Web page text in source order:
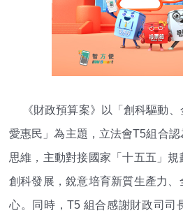
《財政預算案》以「創科驅動
愛惠民」為主題，立法會T5組合
思維，主動對接國家「十五五」
創科發展，銳意培育新質生產力
心。同時，T5 組合感謝財政司司